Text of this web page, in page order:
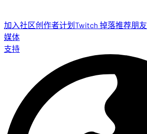
加入社区创作者计划Twitch 掉落推荐朋友
媒体
支持